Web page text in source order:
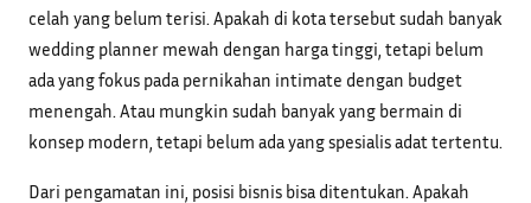
celah yang belum terisi. Apakah di kota tersebut sudah banyak
wedding planner mewah dengan harga tinggi, tetapi belum
ada yang fokus pada pernikahan intimate dengan budget
menengah. Atau mungkin sudah banyak yang bermain di
konsep modern, tetapi belum ada yang spesialis adat tertentu.
Dari pengamatan ini, posisi bisnis bisa ditentukan. Apakah